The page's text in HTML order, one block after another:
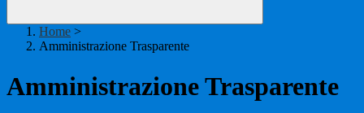
Home >
Amministrazione Trasparente
Amministrazione Trasparente